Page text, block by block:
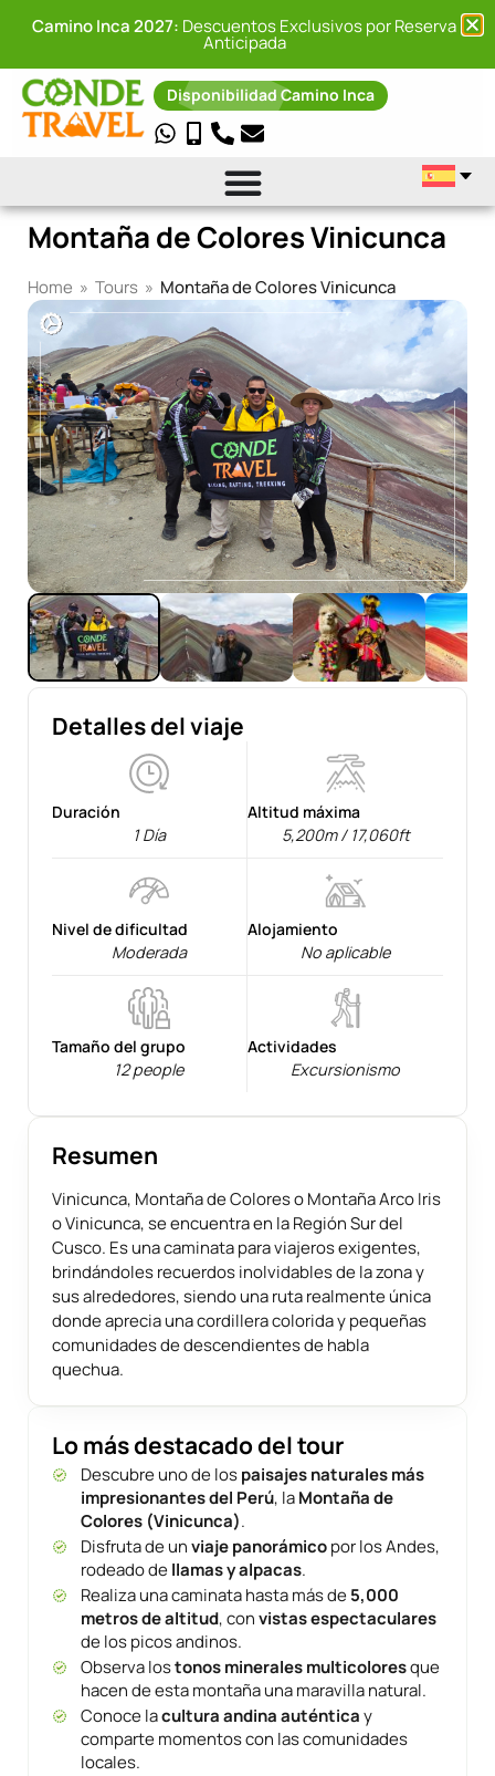
Disponibilidad Camino Inca
Montaña de Colores Vinicunca
Home » Tours » Montaña de Colores Vinicunca
Detalles del viaje
Duración
1 Día
Altitud máxima
5,200m / 17,060ft
Nivel de dificultad
Moderada
Alojamiento
No aplicable
Tamaño del grupo
12 people
Actividades
Excursionismo
Resumen
Vinicunca, Montaña de Colores o Montaña Arco Iris
o Vinicunca, se encuentra en la Región Sur del
Cusco. Es una caminata para viajeros exigentes,
brindándoles recuerdos inolvidables de la zona y
sus alrededores, siendo una ruta realmente única
donde aprecia una cordillera colorida y pequeñas
comunidades de descendientes de habla
quechua.
Lo más destacado del tour
Descubre uno de lospaisajes naturales más
impresionantes del Perú, laMontaña de
Colores (Vinicunca).
Disfruta de unviaje panorámicopor los Andes,
rodeado dellamas y alpacas.
Realiza una caminata hasta más de5,000
metros de altitud, convistas espectaculares
de los picos andinos.
Observa lostonos minerales multicoloresque
hacen de esta montaña una maravilla natural.
Conoce lacultura andina auténticay
comparte momentos con las comunidades
locales.
Camino Inca 2027: Descuentos Exclusivos por Reserva
Anticipada